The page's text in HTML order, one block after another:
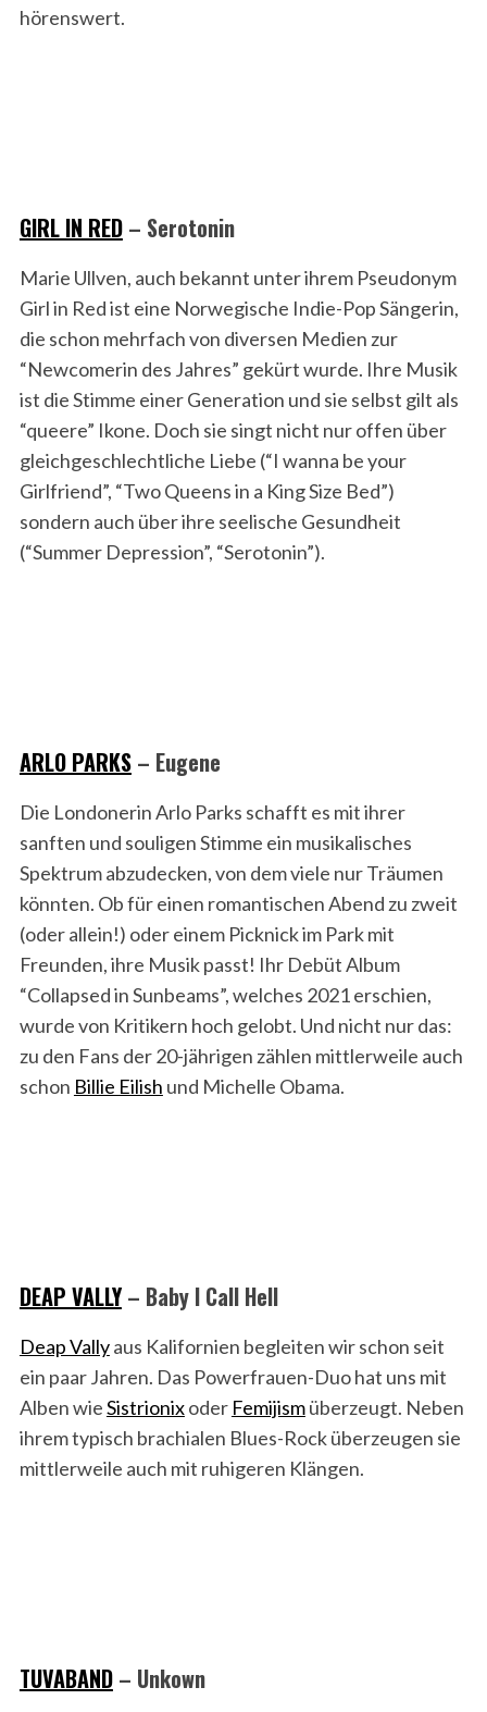
hörenswert.
GIRL IN RED– Serotonin
Marie Ullven, auch bekannt unter ihrem Pseudonym
Girl in Red ist eine Norwegische Indie-Pop Sängerin,
die schon mehrfach von diversen Medien zur
“Newcomerin des Jahres” gekürt wurde. Ihre Musik
ist die Stimme einer Generation und sie selbst gilt als
“queere” Ikone. Doch sie singt nicht nur offen über
gleichgeschlechtliche Liebe (“I wanna be your
Girlfriend”, “Two Queens in a King Size Bed”)
sondern auch über ihre seelische Gesundheit
(“Summer Depression”, “Serotonin”).
ARLO PARKS– Eugene
Die Londonerin Arlo Parks schafft es mit ihrer
sanften und souligen Stimme ein musikalisches
Spektrum abzudecken, von dem viele nur Träumen
könnten. Ob für einen romantischen Abend zu zweit
(oder allein!) oder einem Picknick im Park mit
Freunden, ihre Musik passt! Ihr Debüt Album
“Collapsed in Sunbeams”, welches 2021 erschien,
wurde von Kritikern hoch gelobt. Und nicht nur das:
zu den Fans der 20-jährigen zählen mittlerweile auch
schon Billie Eilish und Michelle Obama.
DEAP VALLY– Baby I Call Hell
Deap Vallyaus Kalifornien begleiten wir schon seit
ein paar Jahren. Das Powerfrauen-Duo hat uns mit
Alben wieSistrionixoder Femijismüberzeugt. Neben
ihrem typisch brachialen Blues-Rock überzeugen sie
mittlerweile auch mit ruhigeren Klängen.
TUVABAND– Unkown